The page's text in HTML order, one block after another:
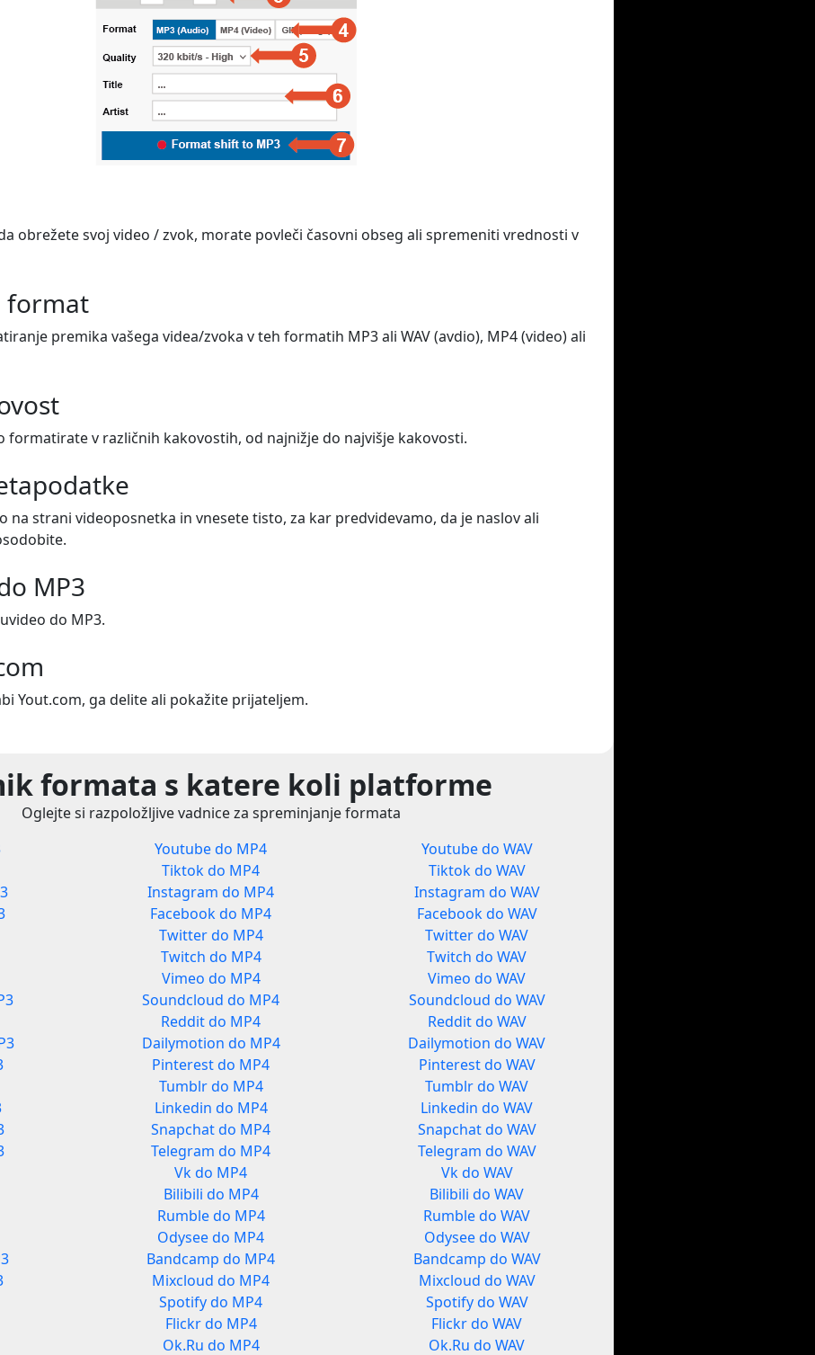
obrežete svoj video / zvok, morate povleči časovni obseg ali spremeniti vrednosti v
format
premika vašega videa/zvoka v teh formatih MP3 ali WAV (avdio), MP4 (video) ali
formatirate v različnih kakovostih, od najnižje do najvišje kakovosti.
na strani videoposnetka in vnesete tisto, za kar predvidevamo, da je naslov ali
MP3
do MP3.
Yout.com, ga delite ali pokažite prijateljem.
formata s katere koli platforme
Oglejte si razpoložljive vadnice za spreminjanje formata
Youtube do MP4
Tiktok do MP4
Instagram do MP4
Facebook do MP4
Twitter do MP4
Twitch do MP4
Vimeo do MP4
Soundcloud do MP4
Reddit do MP4
Dailymotion do MP4
Pinterest do MP4
Tumblr do MP4
Linkedin do MP4
Snapchat do MP4
Telegram do MP4
Vk do MP4
Bilibili do MP4
Rumble do MP4
Odysee do MP4
Bandcamp do MP4
Mixcloud do MP4
Spotify do MP4
Flickr do MP4
Ok.Ru do MP4
Youtube do WAV
Tiktok do WAV
Instagram do WAV
Facebook do WAV
Twitter do WAV
Twitch do WAV
Vimeo do WAV
Soundcloud do WAV
Reddit do WAV
Dailymotion do WAV
Pinterest do WAV
Tumblr do WAV
Linkedin do WAV
Snapchat do WAV
Telegram do WAV
Vk do WAV
Bilibili do WAV
Rumble do WAV
Odysee do WAV
Bandcamp do WAV
Mixcloud do WAV
Spotify do WAV
Flickr do WAV
Ok.Ru do WAV